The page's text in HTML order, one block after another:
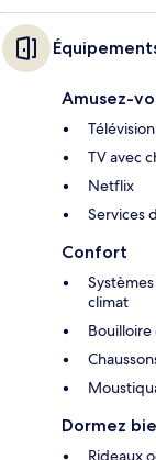
Amusez-
TV avec
Netflix
Services
Confort
climat
Dormez
Rideaux